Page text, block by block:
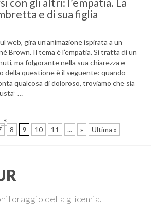
e di sua figlia
web, gira un’animazione ispirata a un
Brown. Il tema è l’empatia. Si tratta di un
ma folgorante nella sua chiarezza e
della questione è il seguente: quando
qualcosa di doloroso, troviamo che sia
…
«
8 9 10 11 ... » Ultima »
della glicemia.